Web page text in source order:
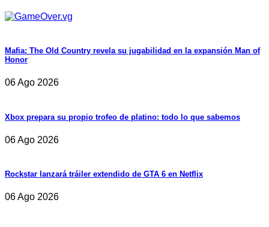
Mafia: The Old Country revela su jugabilidad en la expansión Man of
Honor
06 Ago 2026
Xbox prepara su propio trofeo de platino: todo lo que sabemos
06 Ago 2026
Rockstar lanzará tráiler extendido de GTA 6 en Netflix
06 Ago 2026